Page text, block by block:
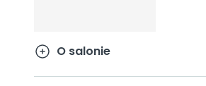
O salonie